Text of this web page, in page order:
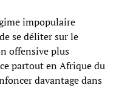
impopulaire
se déliter sur le
offensive plus
partout en Afrique du
davantage dans